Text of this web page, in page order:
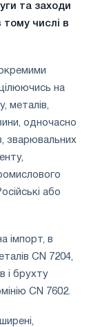
та заходи
тому числі в
на
металів,
одночасно
зварювальних
або
імпорт, в
CN 7204,
і брухту
CN 7602.